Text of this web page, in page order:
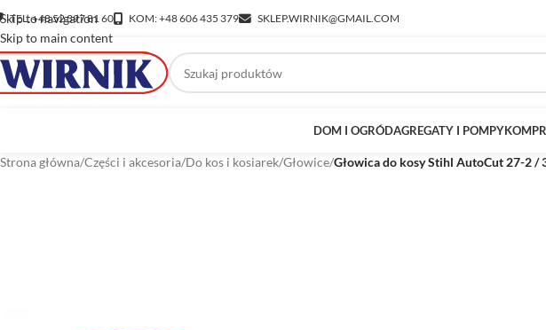
Skip to navigation
Skip to main content
TEL: +48 52 397 81 60 KOM: +48 606 435 379 SKLEP.WIRNIK@GMAIL.COM
DOM I OGRÓDAGREGATY I POMPY
Strona główna/Części i akcesoria/Do kos i kosiarek/Głowice/Głowica do kosy Stihl AutoCut 27-2 /